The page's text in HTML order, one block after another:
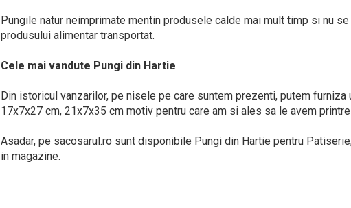
Pungile natur neimprimate mentin produsele calde mai mult timp si nu
produsului alimentar transportat.
Cele mai vandute Pungi din Hartie
Din istoricul vanzarilor, pe nisele pe care suntem prezenti, putem
17x7x27 cm, 21x7x35 cm motiv pentru care am si ales sa le avem
Asadar, pe sacosarul.ro sunt disponibile Pungi din Hartie pentru
in magazine.